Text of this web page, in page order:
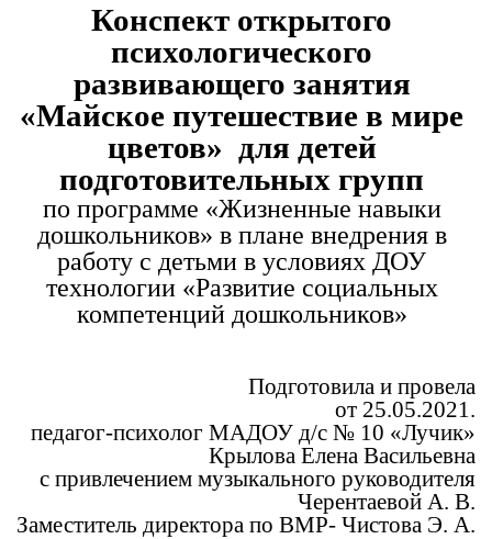
Конспект открытого
психологического
развивающего занятия
«Майское путешествие в мире
цветов» для детей
подготовительных групп
по программе «Жизненные навыки
дошкольников» в плане внедрения в
работу с детьми в условиях ДОУ
технологии «Развитие социальных
компетенций дошкольников»
Подготовила и провела
от 25.05.2021.
педагог-психолог МАДОУ д/с № 10 «Лучик»
Крылова Елена Васильевна
с привлечением музыкального руководителя
Черентаевой А. В.
Заместитель директора по ВМР- Чистова Э. А.